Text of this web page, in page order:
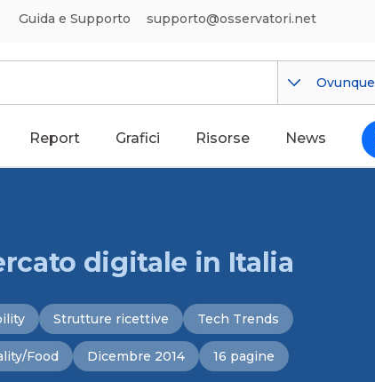
Guida e Supporto supporto@osservatori.net
Ovunque
Report Grafici Risorse News
digitale in Italia
Strutture ricettive Tech Trends
Food Dicembre 2014 16 pagine